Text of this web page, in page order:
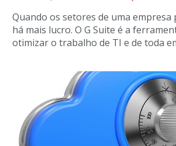
Quando os setores de uma empresa
há mais lucro. O G Suite é a
otimizar o trabalho de TI e de toda